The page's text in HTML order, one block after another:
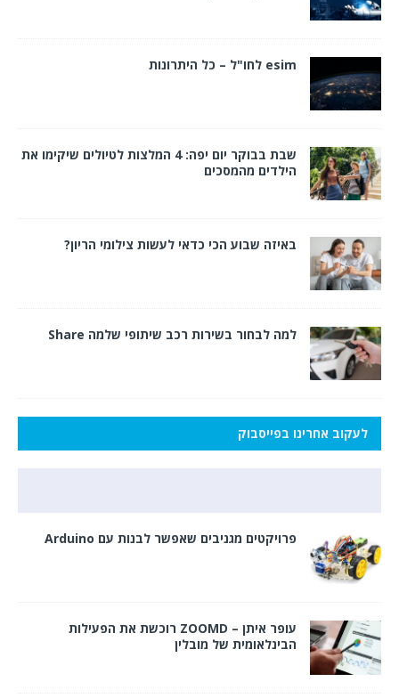
esim לחו"ל – כל היתרונות
שבת בבוקר יום יפה: 4 המלצות לטיולים שיקימו את
הילדים מהמסכים
באיזה שבוע הכי כדאי לעשות צילומי הריון?
למה לבחור בשירות רכב שיתופי שלמה Share
לעקוב אחרינו בפייסבוק
פרויקטים מגניבים שאפשר לבנות עם Arduino
עופר איתן – ZOOMD רוכשת את הפעילות
הבינלאומית של מובלין